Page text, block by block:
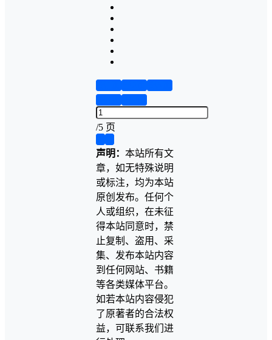
/5 页
声明： 本站所有文
章，如无特殊说明
或标注，均为本站
原创发布。任何个
人或组织，在未征
得本站同意时，禁
止复制、盗用、采
集、发布本站内容
到任何网站、书籍
等各类媒体平台。
如若本站内容侵犯
了原著者的合法权
益，可联系我们进